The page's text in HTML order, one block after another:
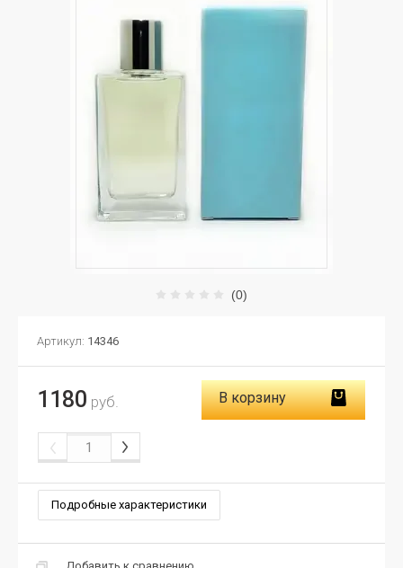
(0)
Артикул: 14346
1180 руб. В корзину
Подробные характеристики
Добавить к сравнению